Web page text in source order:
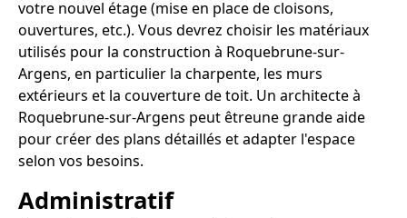
votre nouvel étage (mise en place de cloisons,
ouvertures, etc.). Vous devrez choisir les matériaux
utilisés pour la construction à Roquebrune-sur-
Argens, en particulier la charpente, les murs
extérieurs et la couverture de toit. Un architecte à
Roquebrune-sur-Argens peut êtreune grande aide
pour créer des plans détaillés et adapter l'espace
selon vos besoins.
Administratif